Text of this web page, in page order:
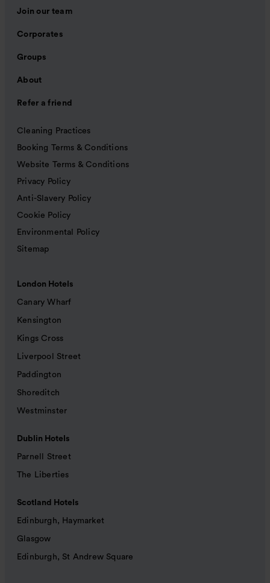
Join our team
Corporates
Groups
About
Refer a friend
Cleaning Practices
Booking Terms & Conditions
Website Terms & Conditions
Privacy Policy
Anti-Slavery Policy
Cookie Policy
Environmental Policy
Sitemap
London Hotels
Canary Wharf
Kensington
Kings Cross
Liverpool Street
Paddington
Shoreditch
Westminster
Dublin Hotels
Parnell Street
The Liberties
Scotland Hotels
Edinburgh, Haymarket
Glasgow
Edinburgh, St Andrew Square